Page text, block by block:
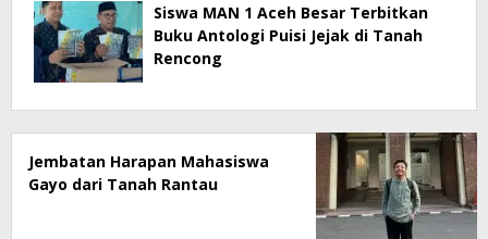
Siswa MAN 1 Aceh Besar Terbitkan
Buku Antologi Puisi Jejak di Tanah
Rencong
Jembatan Harapan Mahasiswa
Gayo dari Tanah Rantau